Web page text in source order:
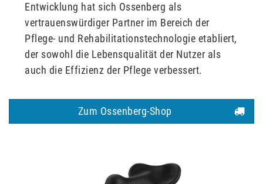
Entwicklung hat sich Ossenberg als
vertrauenswürdiger Partner im Bereich der
Pflege- und Rehabilitationstechnologie etabliert,
der sowohl die Lebensqualität der Nutzer als
auch die Effizienz der Pflege verbessert.
Zum Ossenberg-Shop